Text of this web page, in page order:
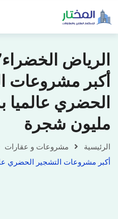
الرياض
أكبر مشروعات
مليون شجرة
الرئيسية مشروعات و عقارات
أكبر مشروعات التشجير الحضري عالميا